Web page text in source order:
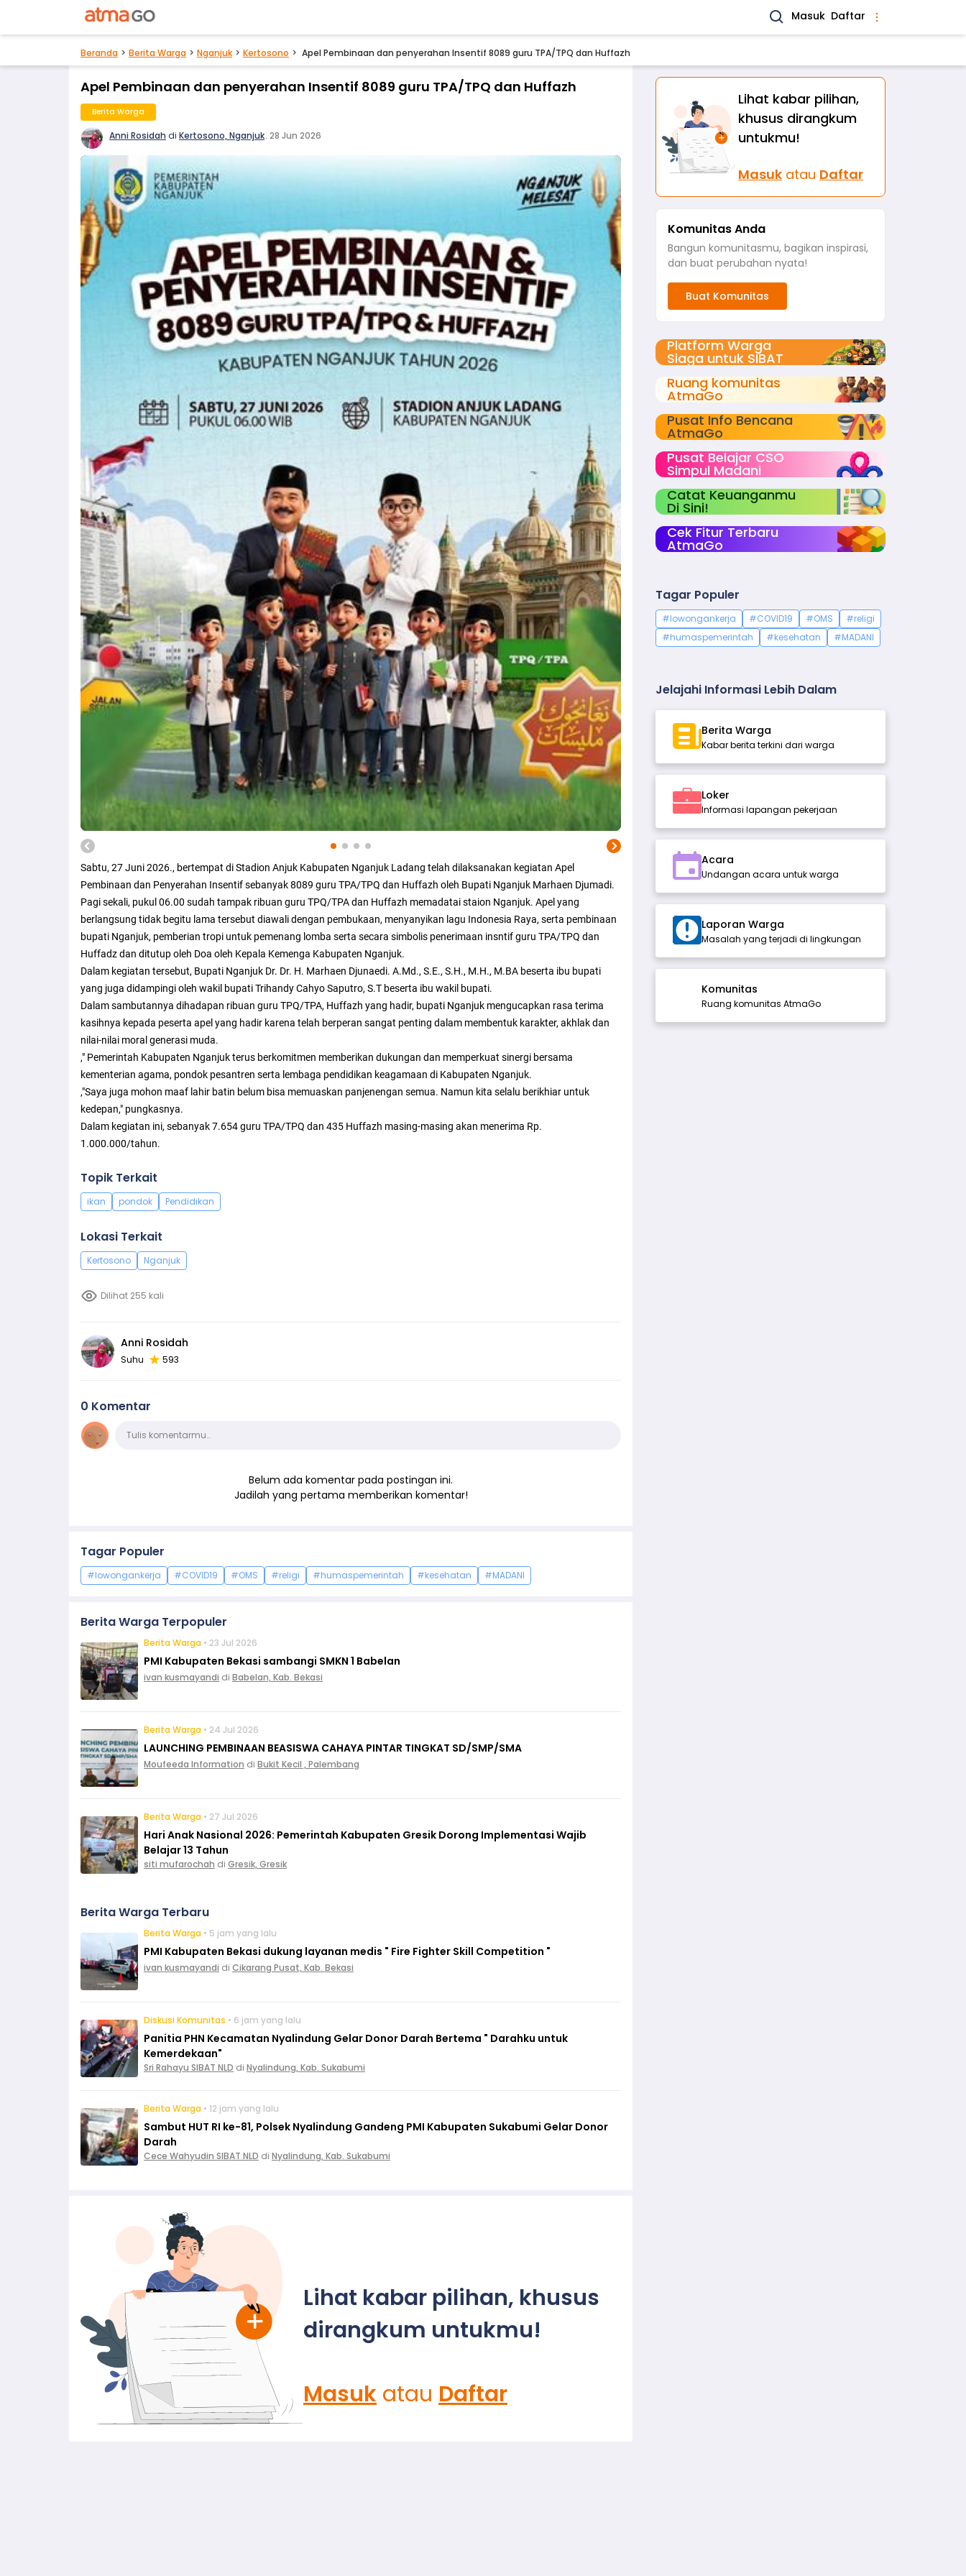
Masuk Daftar
Beranda Berita Warga Nganjuk Kertosono Apel Pembinaan dan penyerahan Insentif 8089 guru TPA/TPQ dan Huffazh
Apel Pembinaan dan penyerahan Insentif 8089 guru TPA/TPQ dan Huffazh
Berita Warga
Anni Rosidah di Kertosono, Nganjuk. 28 Jun 2026
Sabtu, 27 Juni 2026., bertempat di Stadion Anjuk Kabupaten Nganjuk Ladang telah dilaksanakan kegiatan Apel
Pembinaan dan Penyerahan Insentif sebanyak 8089 guru TPA/TPQ dan Huffazh oleh Bupati Nganjuk Marhaen Djumadi.
Pagi sekali, pukul 06.00 sudah tampak ribuan guru TPQ/TPA dan Huffazh memadatai staion Nganjuk. Apel yang
berlangsung tidak begitu lama tersebut diawali dengan pembukaan, menyanyikan lagu Indonesia Raya, serta pembinaan
bupati Nganjuk, pemberian tropi untuk pemenang lomba serta secara simbolis penerimaan insntif guru TPA/TPQ dan
Huffadz dan ditutup oleh Doa oleh Kepala Kemenga Kabupaten Nganjuk.
Dalam kegiatan tersebut, Bupati Nganjuk Dr. Dr. H. Marhaen Djunaedi. A.Md., S.E., S.H., M.H., M.BA beserta ibu bupati
yang juga didampingi oleh wakil bupati Trihandy Cahyo Saputro, S.T beserta ibu wakil bupati.
Dalam sambutannya dihadapan ribuan guru TPQ/TPA, Huffazh yang hadir, bupati Nganjuk mengucapkan rasa terima
kasihnya kepada peserta apel yang hadir karena telah berperan sangat penting dalam membentuk karakter, akhlak dan
nilai-nilai moral generasi muda.
," Pemerintah Kabupaten Nganjuk terus berkomitmen memberikan dukungan dan memperkuat sinergi bersama
kementerian agama, pondok pesantren serta lembaga pendidikan keagamaan di Kabupaten Nganjuk.
,"Saya juga mohon maaf lahir batin belum bisa memuaskan panjenengan semua. Namun kita selalu berikhiar untuk
kedepan," pungkasnya.
Dalam kegiatan ini, sebanyak 7.654 guru TPA/TPQ dan 435 Huffazh masing-masing akan menerima Rp.
1.000.000/tahun.
Topik Terkait
ikan pondok Pendidikan
Lokasi Terkait
Kertosono Nganjuk
Dilihat 255 kali
Anni Rosidah
Suhu 593
0 Komentar
KomentarTulis komentarmu…
Belum ada komentar pada postingan ini.
Jadilah yang pertama memberikan komentar!
Tagar Populer
#lowongankerja #COVID19 #OMS #religi #humaspemerintah #kesehatan #MADANI
Berita Warga Terpopuler
Berita Warga • 23 Jul 2026
PMI Kabupaten Bekasi sambangi SMKN 1 Babelan
ivan kusmayandi di Babelan, Kab. Bekasi
Berita Warga • 24 Jul 2026
LAUNCHING PEMBINAAN BEASISWA CAHAYA PINTAR TINGKAT SD/SMP/SMA
Moufeeda Information di Bukit Kecil , Palembang
Berita Warga • 27 Jul 2026
Hari Anak Nasional 2026: Pemerintah Kabupaten Gresik Dorong Implementasi Wajib
Belajar 13 Tahun
siti mufarochah di Gresik, Gresik
Berita Warga Terbaru
Berita Warga • 5 jam yang lalu
PMI Kabupaten Bekasi dukung layanan medis " Fire Fighter Skill Competition "
ivan kusmayandi di Cikarang Pusat, Kab. Bekasi
Diskusi Komunitas • 6 jam yang lalu
Panitia PHN Kecamatan Nyalindung Gelar Donor Darah Bertema " Darahku untuk
Kemerdekaan"
Sri Rahayu SIBAT NLD di Nyalindung, Kab. Sukabumi
Berita Warga • 12 jam yang lalu
Sambut HUT RI ke-81, Polsek Nyalindung Gandeng PMI Kabupaten Sukabumi Gelar Donor
Darah
Cece Wahyudin SIBAT NLD di Nyalindung, Kab. Sukabumi
Lihat kabar pilihan, khusus
dirangkum untukmu!
Masuk atau Daftar
Lihat kabar pilihan,
khusus dirangkum
untukmu!
Masuk atau Daftar
Komunitas Anda
Bangun komunitasmu, bagikan inspirasi,
dan buat perubahan nyata!
Buat Komunitas
Platform Warga
Siaga untuk SIBAT
Ruang komunitas
AtmaGo
Pusat Info Bencana
AtmaGo
Pusat Belajar CSO
Simpul Madani
Catat Keuanganmu
Di Sini!
Cek Fitur Terbaru
AtmaGo
Tagar Populer
#lowongankerja #COVID19 #OMS
#religi
#humaspemerintah
#kesehatan #MADANI
Jelajahi Informasi Lebih Dalam
Berita Warga
Kabar berita terkini dari warga
Loker
Informasi lapangan pekerjaan
Acara
Undangan acara untuk warga
Laporan Warga
Masalah yang terjadi di lingkungan
Komunitas
Ruang komunitas AtmaGo